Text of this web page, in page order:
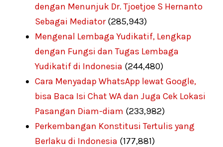
dengan Menunjuk Dr. Tjoetjoe S Hernanto
Sebagai Mediator (285,943)
Mengenal Lembaga Yudikatif, Lengkap
dengan Fungsi dan Tugas Lembaga
Yudikatif di Indonesia (244,480)
Cara Menyadap WhatsApp lewat Google,
bisa Baca Isi Chat WA dan Juga Cek Lokasi
Pasangan Diam-diam (233,982)
Perkembangan Konstitusi Tertulis yang
Berlaku di Indonesia (177,881)